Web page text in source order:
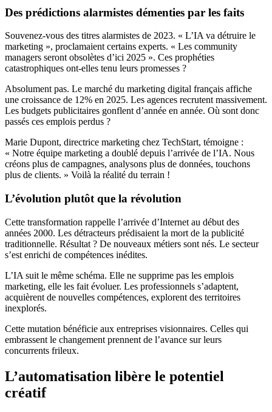
Des prédictions alarmistes démenties par les faits
Souvenez-vous des titres alarmistes de 2023. « L’IA va détruire le
marketing », proclamaient certains experts. « Les community
managers seront obsolètes d’ici 2025 ». Ces prophéties
catastrophiques ont-elles tenu leurs promesses ?
Absolument pas. Le marché du marketing digital français affiche
une croissance de 12% en 2025. Les agences recrutent massivement.
Les budgets publicitaires gonflent d’année en année. Où sont donc
passés ces emplois perdus ?
Marie Dupont, directrice marketing chez TechStart, témoigne :
« Notre équipe marketing a doublé depuis l’arrivée de l’IA. Nous
créons plus de campagnes, analysons plus de données, touchons
plus de clients. » Voilà la réalité du terrain !
L’évolution plutôt que la révolution
Cette transformation rappelle l’arrivée d’Internet au début des
années 2000. Les détracteurs prédisaient la mort de la publicité
traditionnelle. Résultat ? De nouveaux métiers sont nés. Le secteur
s’est enrichi de compétences inédites.
L’IA suit le même schéma. Elle ne supprime pas les emplois
marketing, elle les fait évoluer. Les professionnels s’adaptent,
acquièrent de nouvelles compétences, explorent des territoires
inexplorés.
Cette mutation bénéficie aux entreprises visionnaires. Celles qui
embrassent le changement prennent de l’avance sur leurs
concurrents frileux.
L’automatisation libère le potentiel
créatif